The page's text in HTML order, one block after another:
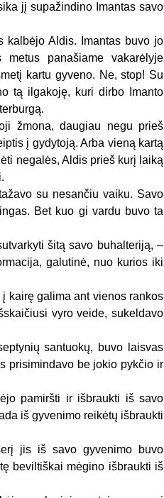
jį supažindino Imantas savo
kalbėjo Aldis. Imantas buvo jo
panašiame vakarėlyje
kartu gyveno. Ne, stop! Su
tą ilgakoję, kuri dirbo Imanto
žmona, daugiau negu prieš
į gydytoją. Arba vieną kartą
negalės, Aldis prieš kurį laiką
su nesančiu vaiku. Savo
Bet kuo gi vardu buvo ta
šitą savo buhalteriją, –
galutinė, nuo kurios iki
kairę galima ant vienos rankos
vyro veide, sukeldavo
santuokų, buvo laisvas
prisimindavo be jokio pykčio ir
pamiršti ir išbraukti iš savo
iš gyvenimo reikėtų išbraukti
jis iš savo gyvenimo buvo
beviltiškai mėgino išbraukti iš